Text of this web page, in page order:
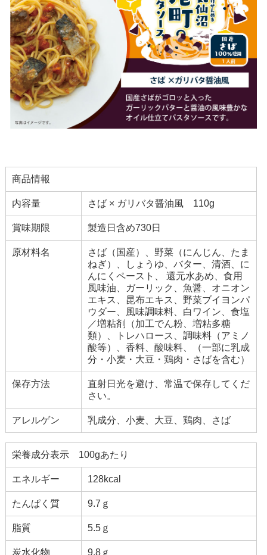
商品情報
内容量 さば × ガリバタ醤油風 110g
賞味期限 製造日含め730日
原材料名
さば（国産）、野菜（にんじん、たま
ねぎ）、しょうゆ、バター、清酒、に
んにくペースト、 還元水あめ、食用
風味油、ガーリック、魚醤、オニオン
エキス、昆布エキス、野菜ブイヨンパ
ウダー、風味調味料、白ワイン、食塩
／増粘剤（加工でん粉、増粘多糖
類）、トレハロース、調味料（アミノ
酸等）、香料、酸味料、（一部に乳成
分・小麦・大豆・鶏肉・さばを含む）
保存方法
直射日光を避け、常温で保存してくだ
さい。
アレルゲン 乳成分、小麦、大豆、鶏肉、さば
栄養成分表示 100gあたり
エネルギー 128kcal
たんぱく質 9.7ｇ
脂質 5.5ｇ
炭水化物 9.8ｇ